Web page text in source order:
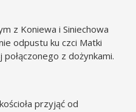
z Koniewa i Siniechowa
odpustu ku czci Matki
z dożynkami.
przyjąć od